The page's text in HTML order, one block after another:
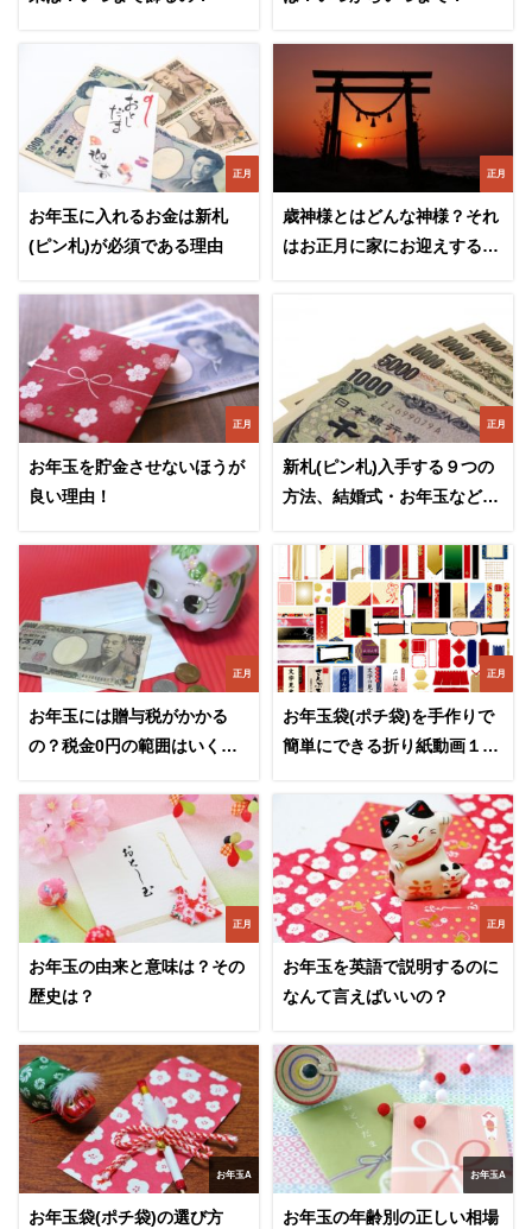
正月
お年玉に入れるお金は新札
(ピン札)が必須である理由
正月
歳神様とはどんな神様？それ
はお正月に家にお迎えする神
正月
お年玉を貯金させないほうが
良い理由！
正月
新札(ピン札)入手する９つの
方法、結婚式・お年玉などの
正月
お年玉には贈与税がかかる
の？税金0円の範囲はいく
正月
お年玉袋(ポチ袋)を手作りで
簡単にできる折り紙動画１８
正月
お年玉の由来と意味は？その
歴史は？
正月
お年玉を英語で説明するのに
なんて言えばいいの？
お年玉A
お年玉袋(ポチ袋)の選び方
お年玉A
お年玉の年齢別の正しい相場